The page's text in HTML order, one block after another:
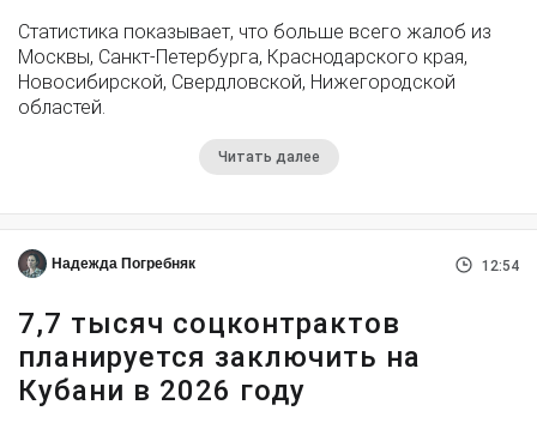
Статистика показывает, что больше всего жалоб из
Москвы, Санкт-Петербурга, Краснодарского края,
Новосибирской, Свердловской, Нижегородской
областей.
Читать далее
Надежда Погребняк 12:54
7,7 тысяч соцконтрактов
планируется заключить на
Кубани в 2026 году